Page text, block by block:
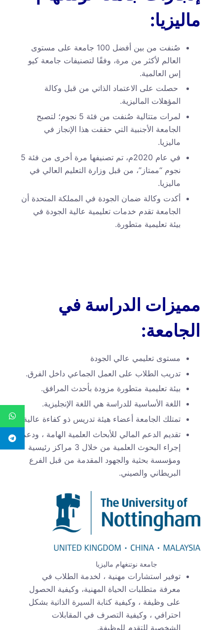
ماليزيا:
صُنفت من بين أفضل 100 جامعة على مستوى
العالم لأكثر من مرة، وفقًا لتصنيفات جامعة كيو
إس العالمية.
حصلت على الاعتماد الذاتي من قبل وكالة
المؤهلات الماليزية.
لمرات متتالية صُنفت من فئة 5 نجوم؛ لتصبح
الجامعة الأجنبية التي حققت هذا الإنجاز في
ماليزيا.
في عام 2020م، تم تصنيفها مرة أخرى من فئة 5
نجوم “ممتاز”، من قبل وزارة التعليم العالي في
ماليزيا.
أكدت وكالة ضمان الجودة في المملكة المتحدة أن
الجامعة تقدم خدمات تعليمية عالية الجودة في
بيئة تعليمية متطورة.
مميزات الدراسة في
الجامعة:
مستوى تعليمي عالي الجودة
تدريب الطلاب على العمل الجماعي داخل الفرق.
بيئة تعليمية متطورة مزودة بأحدث المرافق.
اللغة الأساسية للدراسة هي اللغة الإنجليزية.
تمتلك الجامعة أعضاء هيئة تدريس ذو كفاءة عالية.
تقديم الدعم المالي للأبحاث العلمية الهامة ، ودعم
إجراء البحوث العلمية من خلال 3 مراكز رئيسية
ومؤسسة بحثية والجهود المقدمة من قبل الفرع
البريطاني والصيني.
جامعة نوتنغهام ماليزيا
توفير استشارات مهنية ، لخدمة الطلاب في
معرفة متطلبات الحياة المهنية، وكيفية الحصول
على وظيفة ، وكيفية كتابة السيرة الذاتية بشكل
احترافي ، وكيفية التصرف في المقابلات
الشخصية للتقدم للوظيفة.